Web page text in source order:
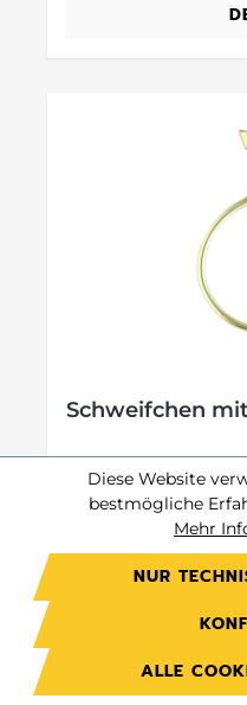
Schweifchen
lose
Preis auf
Diese Website
bestmögliche
Mehr
NUR
ALLE